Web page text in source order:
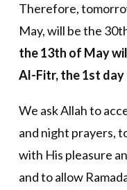
Therefore,
May, will be the
the 13th of May
Al-Fitr, the 1st day
We ask Allah to
and night prayers,
with His pleasure
and to allow